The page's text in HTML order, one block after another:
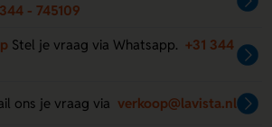
- 745109
Stel je vraag via Whatsapp. +31 344
ons je vraag via verkoop@lavista.nl